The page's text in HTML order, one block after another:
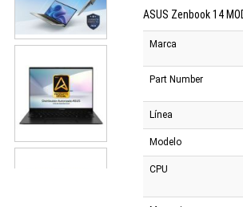
ASUS Zenbook 14
Marca
Part Number
Línea
Modelo
CPU